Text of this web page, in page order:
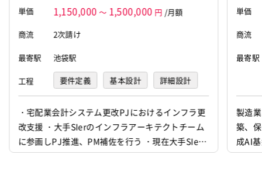
単価 1,150,000 ～ 1,500,000 円 /月額
商流
2次請け
最寄駅 池袋駅
工程 要件定義 基本設計 詳細設計
デバッグ
・宅配業会計システム更改PJにおけるインフラ更
改支援 ・大手SIerのインフラアーキテクトチーム
に参画しPJ推進、PM補佐を行う ・現在大手SIer
部長クラスがPMとして参画中、徐々に負荷を軽減
単価
商流
最寄駅
製造
築、
成AI
ジェ